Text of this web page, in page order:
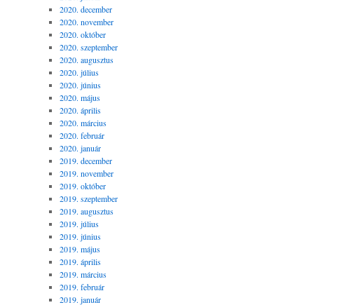
2020. december
2020. november
2020. október
2020. szeptember
2020. augusztus
2020. július
2020. június
2020. május
2020. április
2020. március
2020. február
2020. január
2019. december
2019. november
2019. október
2019. szeptember
2019. augusztus
2019. július
2019. június
2019. május
2019. április
2019. március
2019. február
2019. január